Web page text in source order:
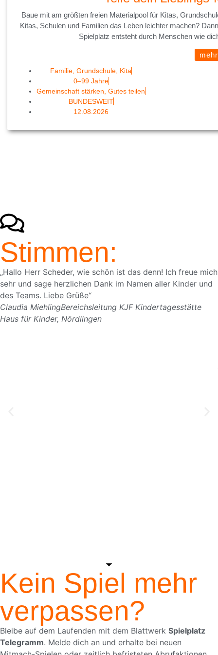
Baue mit am größten freien Materialpool für Kitas,
Kitas, Schulen und Familien das Leben leichter machen?
Spielplatz entsteht durch Menschen wie
Familie, Grundschule, Kita
0–99 Jahre
Gemeinschaft stärken, Gutes teilen
BUNDESWEIT
12.08.2026
Stimmen:
„Hallo Herr Scheder, wie schön ist das denn! Ich freue mich
sehr und sage herzlichen Dank im Namen aller Kinder und
des Teams. Liebe Grüße“
Claudia MiehlingBereichsleitung KJF Kindertagesstätte
Haus für Kinder, Nördlingen
Kein Spiel mehr
verpassen?
Bleibe auf dem Laufenden mit dem Blattwerk Spielplatz
Telegramm. Melde dich an und erhalte bei neuen